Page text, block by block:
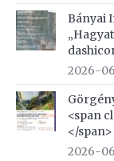
Bányai
2026-
<span
</span>
2026-